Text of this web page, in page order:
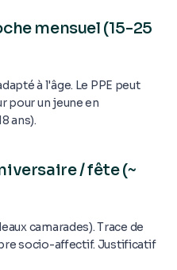
mensuel (15-25
à l'âge. Le PPE peut
pour un jeune en
ans).
/ fête (~
camarades). Trace de
socio-affectif. Justificatif